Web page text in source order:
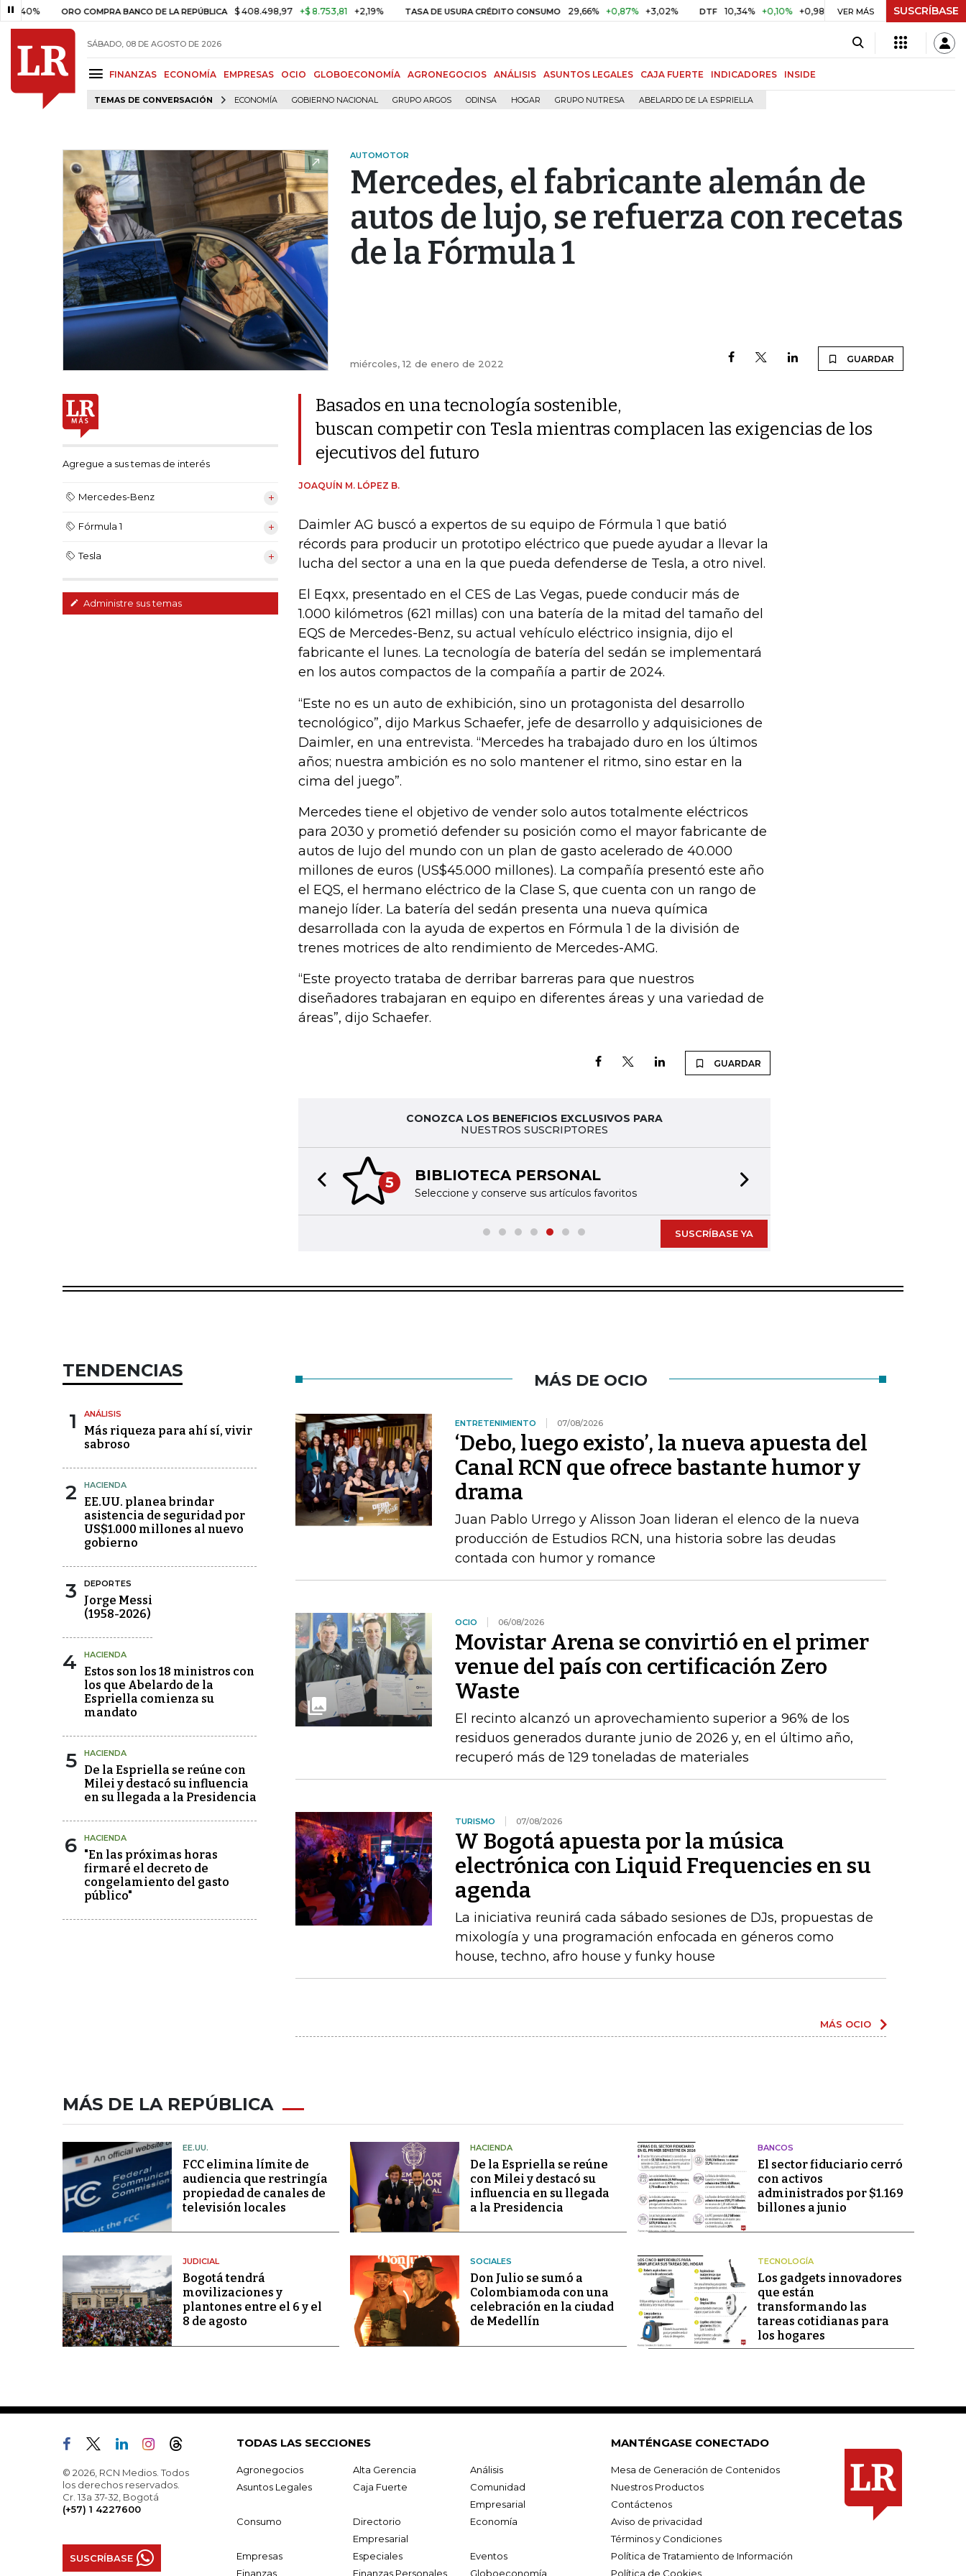
ORO COMPRA BANCO DE LA REPÚBLICA $ 408.498,97 +$ 8.753,81 +2,19% TASA DE USURA CRÉDITO CONSUMO 29,66% +0,87% +3,02% DTF 10,34% +0,10% +0,98% UVR $ 416,96 +$ 0,05 +0,01%
VER MÁS SUSCRÍBASE
SÁBADO, 08 DE AGOSTO DE 2026
FINANZAS ECONOMÍA EMPRESAS OCIO GLOBOECONOMÍA AGRONEGOCIOS ANÁLISIS ASUNTOS LEGALES CAJA FUERTE INDICADORES INSIDE
TEMAS DE CONVERSACIÓN ECONOMÍA GOBIERNO NACIONAL GRUPO ARGOS ODINSA HOGAR GRUPO NUTRESA ABELARDO DE LA ESPRIELLA
AUTOMOTOR
Mercedes, el fabricante alemán de
autos de lujo, se refuerza con recetas
de la Fórmula 1
miércoles, 12 de enero de 2022 GUARDAR
Agregue a sus temas de interés
Mercedes-Benz
Fórmula 1
Tesla
Administre sus temas
Basados en una tecnología sostenible,
buscan competir con Tesla mientras complacen las exigencias de los
ejecutivos del futuro
JOAQUÍN M. LÓPEZ B.
Daimler AG buscó a expertos de su equipo de Fórmula 1 que batió
récords para producir un prototipo eléctrico que puede ayudar a llevar la
lucha del sector a una en la que pueda defenderse de Tesla, a otro nivel.
El Eqxx, presentado en el CES de Las Vegas, puede conducir más de
1.000 kilómetros (621 millas) con una batería de la mitad del tamaño del
EQS de Mercedes-Benz, su actual vehículo eléctrico insignia, dijo el
fabricante el lunes. La tecnología de batería del sedán se implementará
en los autos compactos de la compañía a partir de 2024.
“Este no es un auto de exhibición, sino un protagonista del desarrollo
tecnológico”, dijo Markus Schaefer, jefe de desarrollo y adquisiciones de
Daimler, en una entrevista. “Mercedes ha trabajado duro en los últimos
años; nuestra ambición es no solo mantener el ritmo, sino estar en la
cima del juego”.
Mercedes tiene el objetivo de vender solo autos totalmente eléctricos
para 2030 y prometió defender su posición como el mayor fabricante de
autos de lujo del mundo con un plan de gasto acelerado de 40.000
millones de euros (US$45.000 millones). La compañía presentó este año
el EQS, el hermano eléctrico de la Clase S, que cuenta con un rango de
manejo líder. La batería del sedán presenta una nueva química
desarrollada con la ayuda de expertos en Fórmula 1 de la división de
trenes motrices de alto rendimiento de Mercedes-AMG.
“Este proyecto trataba de derribar barreras para que nuestros
diseñadores trabajaran en equipo en diferentes áreas y una variedad de
áreas”, dijo Schaefer.
GUARDAR
CONOZCA LOS BENEFICIOS EXCLUSIVOS PARA
NUESTROS SUSCRIPTORES
5 BIBLIOTECA PERSONAL
Seleccione y conserve sus artículos favoritos
Previous slide
SUSCRÍBASE YA
TENDENCIAS
1 ANÁLISIS
Más riqueza para ahí sí, vivir
sabroso
2 HACIENDA
EE.UU. planea brindar
asistencia de seguridad por
US$1.000 millones al nuevo
gobierno
3 DEPORTES
Jorge Messi
(1958-2026)
4 HACIENDA
Estos son los 18 ministros con
los que Abelardo de la
Espriella comienza su
mandato
5 HACIENDA
De la Espriella se reúne con
Milei y destacó su influencia
en su llegada a la Presidencia
6 HACIENDA
"En las próximas horas
firmaré el decreto de
congelamiento del gasto
público"
MÁS DE OCIO
ENTRETENIMIENTO 07/08/2026
‘Debo, luego existo’, la nueva apuesta del
Canal RCN que ofrece bastante humor y
drama
Juan Pablo Urrego y Alisson Joan lideran el elenco de la nueva
producción de Estudios RCN, una historia sobre las deudas
contada con humor y romance
OCIO 06/08/2026
Movistar Arena se convirtió en el primer
venue del país con certificación Zero
Waste
El recinto alcanzó un aprovechamiento superior a 96% de los
residuos generados durante junio de 2026 y, en el último año,
recuperó más de 129 toneladas de materiales
TURISMO 07/08/2026
W Bogotá apuesta por la música
electrónica con Liquid Frequencies en su
agenda
La iniciativa reunirá cada sábado sesiones de DJs, propuestas de
mixología y una programación enfocada en géneros como
house, techno, afro house y funky house
MÁS OCIO
MÁS DE LA REPÚBLICA
EE.UU.
FCC elimina límite de
audiencia que restringía
propiedad de canales de
televisión locales
HACIENDA
De la Espriella se reúne
con Milei y destacó su
influencia en su llegada
a la Presidencia
BANCOS
El sector fiduciario cerró
con activos
administrados por $1.169
billones a junio
JUDICIAL
Bogotá tendrá
movilizaciones y
plantones entre el 6 y el
8 de agosto
SOCIALES
Don Julio se sumó a
Colombiamoda con una
celebración en la ciudad
de Medellín
TECNOLOGÍA
Los gadgets innovadores
que están
transformando las
tareas cotidianas para
los hogares
© 2026, RCN Medios. Todos
los derechos reservados.
Cr. 13a 37-32, Bogotá
(+57) 1 4227600
SUSCRÍBASE
TODAS LAS SECCIONES
Agronegocios Alta Gerencia
Análisis
Asuntos Legales
Caja Fuerte
Comunidad
Empresarial
Consumo
Directorio
Empresarial
Economía
Empresas Especiales
Eventos
Finanzas
Finanzas Personales Globoeconomía
MANTÉNGASE CONECTADO
Mesa de Generación de Contenidos
Nuestros Productos
Contáctenos
Aviso de privacidad
Términos y Condiciones
Política de Tratamiento de Información
Política de Cookies